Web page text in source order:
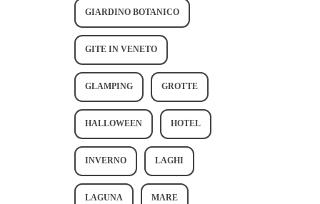
GIARDINO BOTANICO
GITE IN VENETO
GLAMPING GROTTE
HALLOWEEN HOTEL
INVERNO LAGHI
LAGUNA MARE